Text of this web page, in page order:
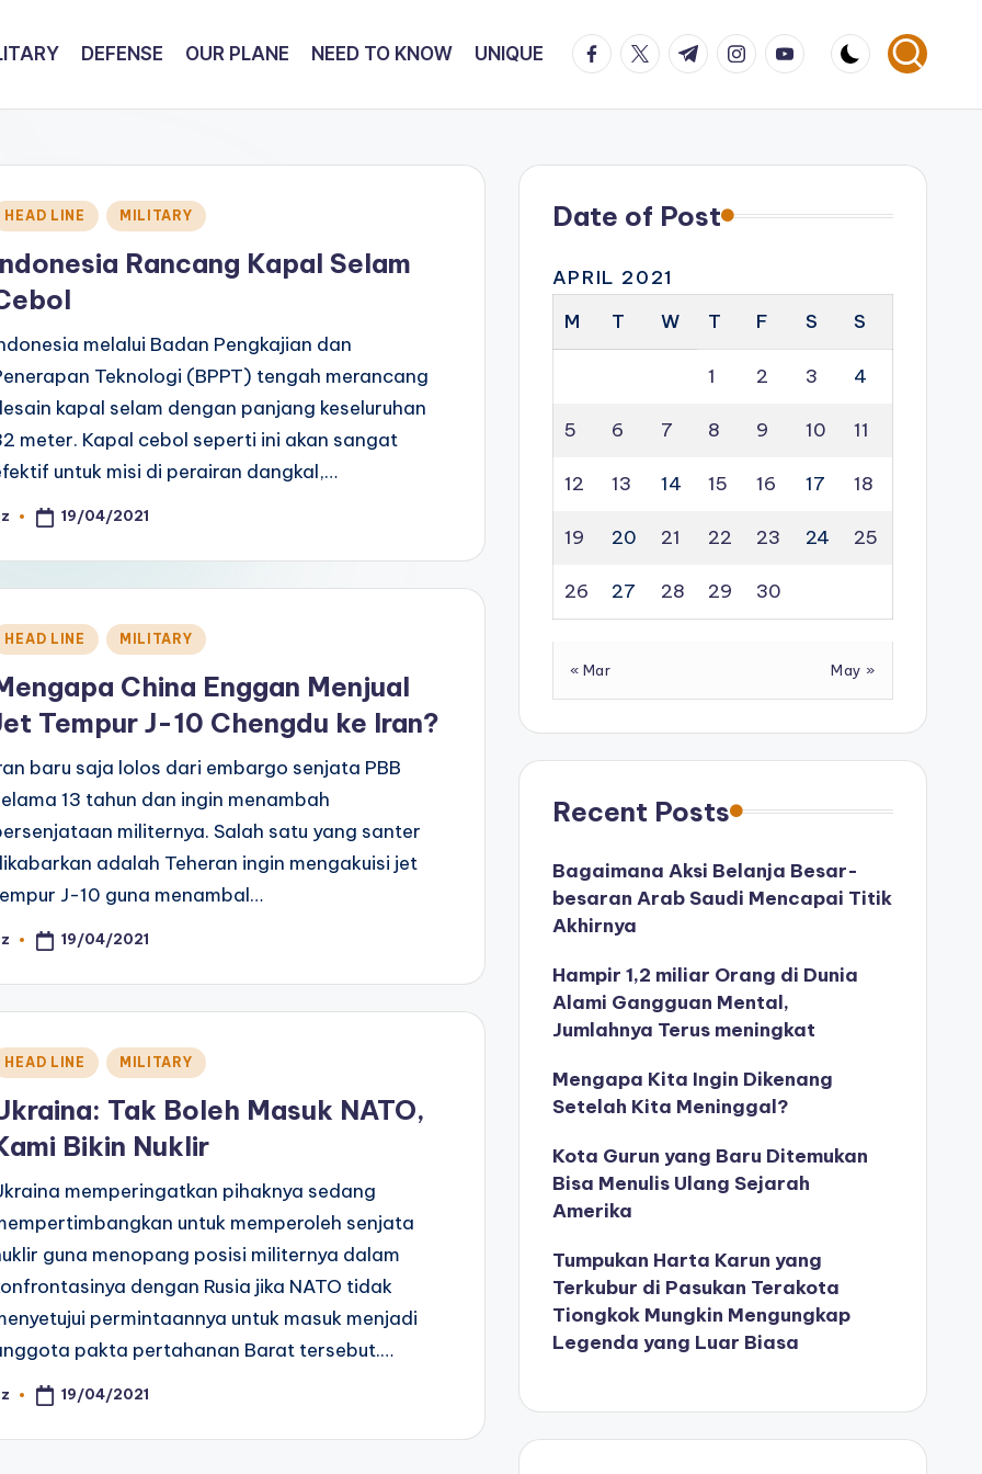
DEFENSE OUR PLANE NEED TO KNOW UNIQUE facebook.com
twitter.com
t.me instagram.com
youtube.com
HEAD LINE MILITARY
Rancang Kapal Selam
melalui Badan Pengkajian dan
Teknologi (BPPT) tengah merancang
kapal selam dengan panjang keseluruhan
meter. Kapal cebol seperti ini akan sangat
untuk misi di perairan dangkal,…
19/04/2021
HEAD LINE MILITARY
China Enggan Menjual
Tempur J-10 Chengdu ke Iran?
baru saja lolos dari embargo senjata PBB
13 tahun dan ingin menambah
militernya. Salah satu yang santer
adalah Teheran ingin mengakuisi jet
J-10 guna menambal…
19/04/2021
HEAD LINE MILITARY
Tak Boleh Masuk NATO,
Bikin Nuklir
memperingatkan pihaknya sedang
untuk memperoleh senjata
guna menopang posisi militernya dalam
dengan Rusia jika NATO tidak
permintaannya untuk masuk menjadi
pakta pertahanan Barat tersebut.…
19/04/2021
Date of Post
APRIL 2021
M
T W T F S S
1 2 3 4
5 6 7 8 9 10 11
12 13 14 15 16 17 18
19 20 21 22 23 24 25
26 27 28 29 30
« Mar May »
Recent Posts
Bagaimana Aksi Belanja Besar-
besaran Arab Saudi Mencapai Titik
Akhirnya
Hampir 1,2 miliar Orang di Dunia
Alami Gangguan Mental,
Jumlahnya Terus meningkat
Mengapa Kita Ingin Dikenang
Setelah Kita Meninggal?
Kota Gurun yang Baru Ditemukan
Bisa Menulis Ulang Sejarah
Amerika
Tumpukan Harta Karun yang
Terkubur di Pasukan Terakota
Tiongkok Mungkin Mengungkap
Legenda yang Luar Biasa